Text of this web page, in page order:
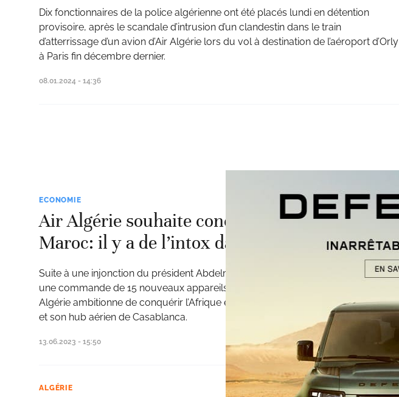
Dix fonctionnaires de la police algérienne ont été placés lundi en détention
provisoire, après le scandale d’intrusion d’un clandestin dans le train
d’atterrissage d’un avion d’Air Algérie lors du vol à destination de l’aéroport d’Orly
à Paris fin décembre dernier.
08.01.2024 - 14:36
ECONOMIE
Air Algérie souhaite concurrencer Royal Air
Maroc: il y a de l’intox dans l’air
Suite à une injonction du président Abdelmadjid Tebboune à laquelle a fait suite
une commande de 15 nouveaux appareils auprès de Boeing et d’Airbus, Air
Algérie ambitionne de conquérir l’Afrique et surtout de détrôner Royal Air Maroc
et son hub aérien de Casablanca.
13.06.2023 - 15:50
ALGÉRIE